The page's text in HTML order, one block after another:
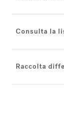
Consulta la
Raccolta